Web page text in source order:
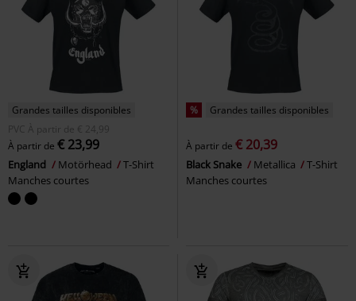
Grandes tailles disponibles
PVC
À partir de € 24,99
À partir de € 23,99
England Motörhead
T-Shirt
Manches courtes
% Grandes tailles disponibles
À partir de € 20,39
Black Snake Metallica
T-Shirt
Manches courtes